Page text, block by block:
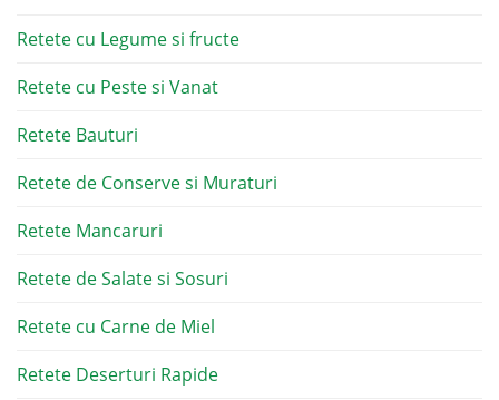
Retete cu Legume si fructe
Retete cu Peste si Vanat
Retete Bauturi
Retete de Conserve si Muraturi
Retete Mancaruri
Retete de Salate si Sosuri
Retete cu Carne de Miel
Retete Deserturi Rapide